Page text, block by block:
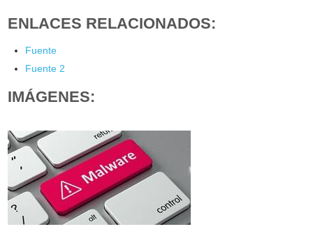
ENLACES RELACIONADOS:
Fuente
Fuente 2
IMÁGENES: